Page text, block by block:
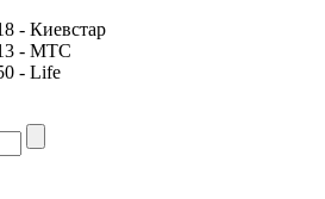
- Киевстар
- MTC
- Life